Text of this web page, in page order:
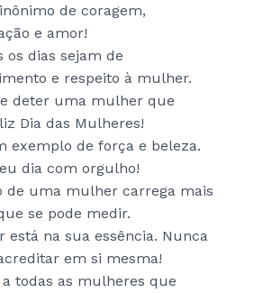
de coragem,
e amor!
os dias sejam de
e respeito à mulher.
deter uma mulher que
Dia das Mulheres!
exemplo de força e beleza.
dia com orgulho!
de uma mulher carrega mais
se pode medir.
está na sua essência. Nunca
em si mesma!
a todas as mulheres que